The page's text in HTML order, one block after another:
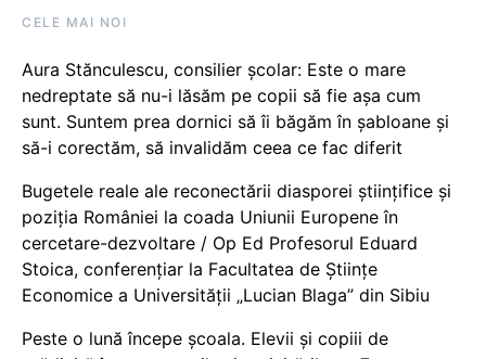
CELE MAI NOI
Aura Stănculescu, consilier școlar: Este o mare
nedreptate să nu-i lăsăm pe copii să fie așa cum
sunt. Suntem prea dornici să îi băgăm în șabloane și
să-i corectăm, să invalidăm ceea ce fac diferit
Bugetele reale ale reconectării diasporei științifice și
poziția României la coada Uniunii Europene în
cercetare-dezvoltare / Op Ed Profesorul Eduard
Stoica, conferențiar la Facultatea de Științe
Economice a Universității „Lucian Blaga” din Sibiu
Peste o lună începe școala. Elevii și copiii de